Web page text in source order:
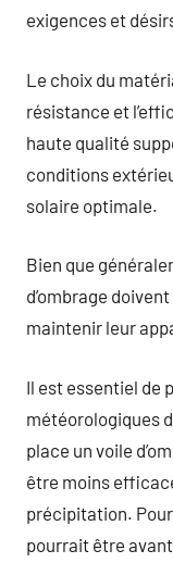
exigences et
Le choix du
résistance et
haute qualité
conditions
solaire optimale.
Bien que
d’ombrage
maintenir leur
Il est essentiel de
météorologiques
place un voile
être moins
précipitation.
pourrait être